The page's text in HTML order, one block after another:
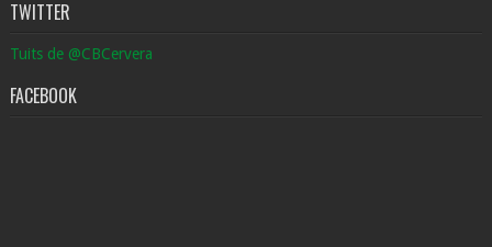
TWITTER
Tuits de @CBCervera
FACEBOOK